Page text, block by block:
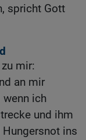
spricht Gott
mir:
an mir
wenn ich
und ihm
ins